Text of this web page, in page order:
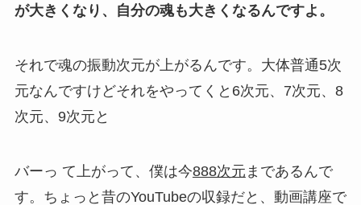
が大きくなり、自分の魂も大きくなるんですよ。
それで魂の振動次元が上がるんです。大体普通5次
元なんですけどそれをやってくと6次元、7次元、8
次元、9次元と
バーっ て上がって、僕は今888次元 まであるんで
す。 ちょっと昔のYouTubeの収録だと、動画講座で